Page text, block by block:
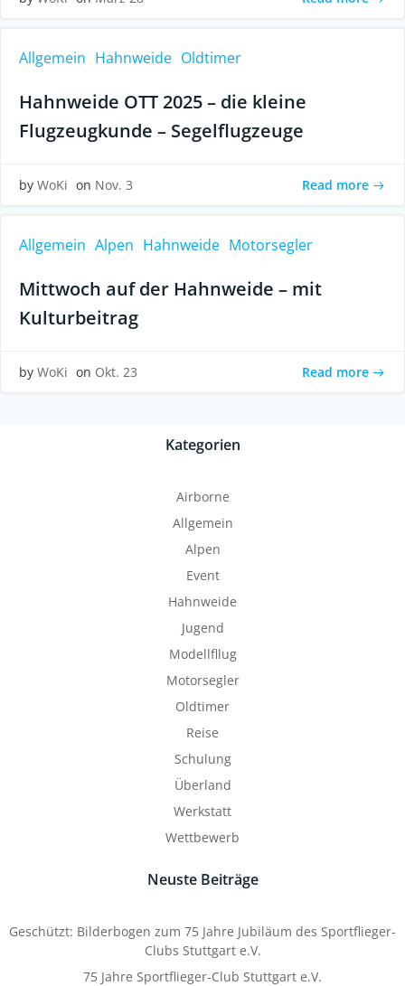
Allgemein Hahnweide Oldtimer
Hahnweide OTT 2025 – die kleine
Flugzeugkunde – Segelflugzeuge
by WoKi on Nov. 3 Read more
Allgemein Alpen Hahnweide Motorsegler
Mittwoch auf der Hahnweide – mit
Kulturbeitrag
by WoKi on Okt. 23 Read more
Kategorien
Airborne
Allgemein
Alpen
Event
Hahnweide
Jugend
Modellfllug
Motorsegler
Oldtimer
Reise
Schulung
Überland
Werkstatt
Wettbewerb
Neuste Beiträge
Geschützt: Bilderbogen zum 75 Jahre Jubiläum des Sportflieger-
Clubs Stuttgart e.V.
75 Jahre Sportflieger-Club Stuttgart e.V.